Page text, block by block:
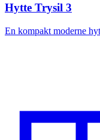
Hytte Trysil 3
En kompakt moderne